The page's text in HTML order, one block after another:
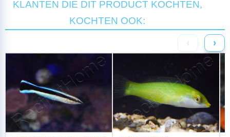
KLANTEN DIE DIT PRODUCT KOCHTEN,
KOCHTEN OOK:
‹ ›